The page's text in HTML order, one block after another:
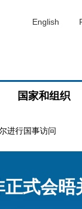
English
国家和组织
进行国事访问
式会晤